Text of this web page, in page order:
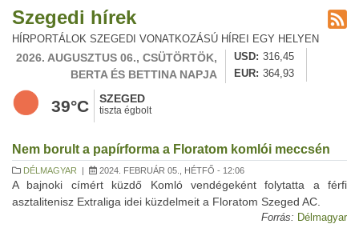
Szegedi hírek
HÍRPORTÁLOK SZEGEDI VONATKOZÁSÚ HÍREI EGY HELYEN
2026. AUGUSZTUS 06., CSÜTÖRTÖK,
BERTA ÉS BETTINA NAPJA
USD
316,45
EUR
364,93
39°C SZEGED
tiszta égbolt
Nem borult a papírforma a Floratom komlói meccsén
DÉLMAGYAR | 2024. FEBRUÁR 05., HÉTFŐ - 12:06
A bajnoki címért küzdő Komló vendégeként folytatta a férfi
asztalitenisz Extraliga idei küzdelmeit a Floratom Szeged AC.
Forrás: Délmagyar